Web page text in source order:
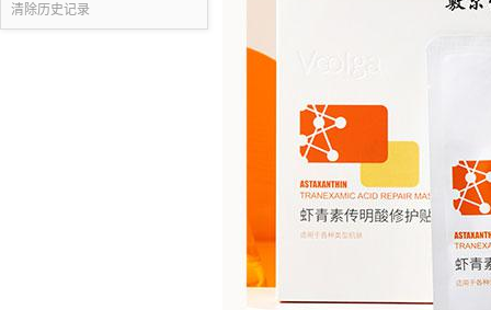
清除历史记录